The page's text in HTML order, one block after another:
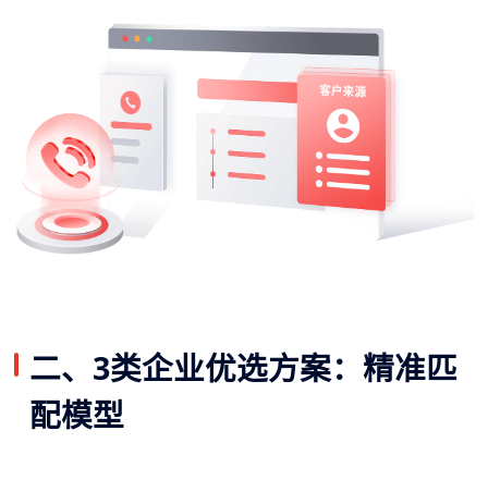
二、3类企业优选方案：精准匹
配模型